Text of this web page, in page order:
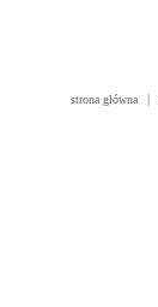
strona główna